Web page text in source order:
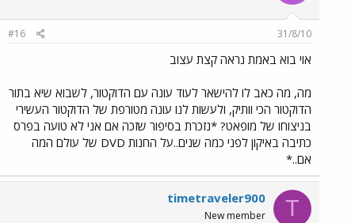
31/8/10
#16
אוי בוא באמת נראה קצת עצוב
מה, מה כאב לו להישאר לעוד עונה עם הדוקטור, לשבוא שיא בתור
הדוקטור הכי וותיק, ולעשות לנו עונה מטורפת של הדוקטור העשירי
בניצוחו של מופאט? *נזכרת בסיפור שזכה אם אני לא טועה בפרס
כתיבה באיקון לפני כמה שנים..על החנות DVD של עולם המה
אם..*
T
timetraveler900
New member